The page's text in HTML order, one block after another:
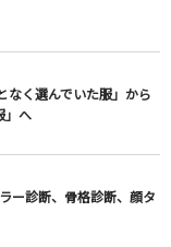
なく選んでいた服」から
」へ
ー診断、骨格診断、顔タ